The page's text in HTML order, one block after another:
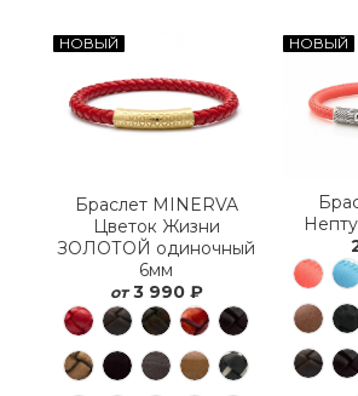
НОВЫЙ
Браслет MINERVA
Цветок Жизни
ЗОЛОТОЙ одиночный
6мм
от 3 990 ₽
НОВЫЙ